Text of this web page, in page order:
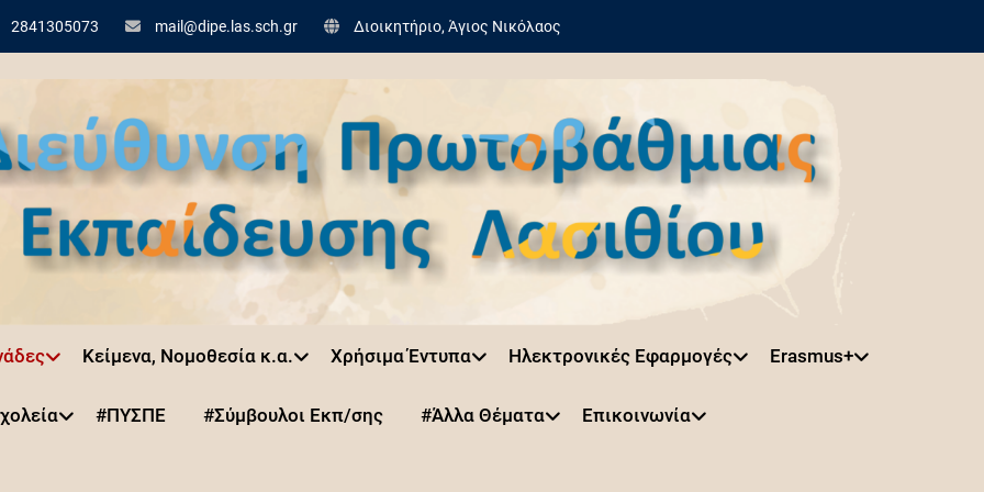
2841305073 mail@dipe.las.sch.gr Διοικητήριο, Άγιος Νικόλαος
Κείμενα, Νομοθεσία κ.α. Χρήσιμα Έντυπα Ηλεκτρονικές Εφαρμογές Erasmus+
#ΠΥΣΠΕ #Σύμβουλοι Εκπ/σης #Άλλα Θέματα Επικοινωνία